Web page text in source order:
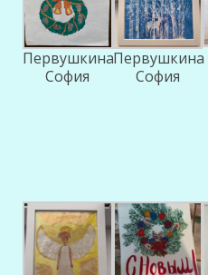
Первушкина
София
Первушкина
София